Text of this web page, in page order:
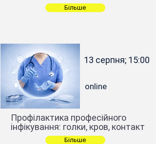
Більше
13 серпня; 15:00
online
Профілактика професійного
інфікування: голки, кров, контакт
Більше